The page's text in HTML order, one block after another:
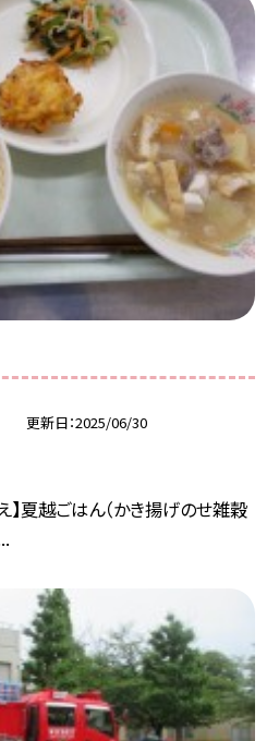
更新日 2025/06/30
】夏越ごはん（かき揚げのせ雑穀